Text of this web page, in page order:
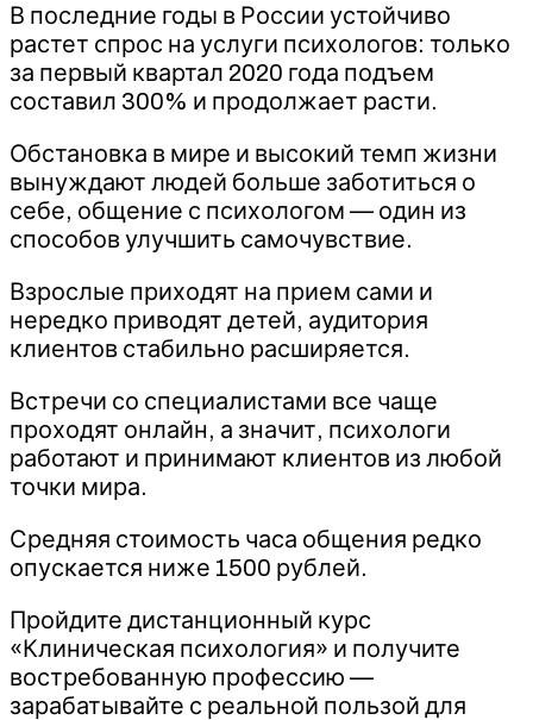
В последние годы в России устойчиво
растет спрос на услуги психологов: только
за первый квартал 2020 года подъем
составил 300% и продолжает расти.
Обстановка в мире и высокий темп жизни
вынуждают людей больше заботиться о
себе, общение с психологом — один из
способов улучшить самочувствие.
Взрослые приходят на прием сами и
нередко приводят детей, аудитория
клиентов стабильно расширяется.
Встречи со специалистами все чаще
проходят онлайн, а значит, психологи
работают и принимают клиентов из любой
точки мира.
Средняя стоимость часа общения редко
опускается ниже 1500 рублей.
Пройдите дистанционный курс
«Клиническая психология» и получите
востребованную профессию —
зарабатывайте с реальной пользой для